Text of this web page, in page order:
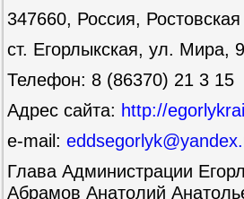
347660, Россия, Ростовская
ст. Егорлыкская, ул. Мира,
Телефон: 8 (86370) 21 3 15
Адрес сайта: http://
e-mail:
Глава Администрации
Абрамов Анатолий